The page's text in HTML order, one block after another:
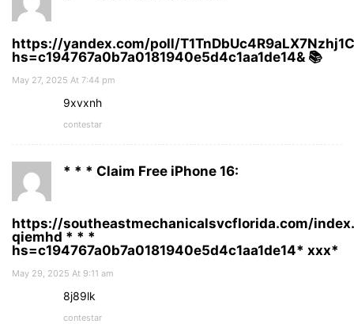
https://yandex.com/poll/
hs=c194767a0b7a0181940e5d4c1aa1de14& 📚
May 27, 2025 At 7:44 pm
9xvxnh
contestar
* * * Claim Free iPhone 16:
https://southeastmechanicalsvcflorida.com/
qiemhd * * *
hs=c194767a0b7a0181940e5d4c1aa1de14* ххх*
May 29, 2025 At 9:11 am
8j89lk
contestar